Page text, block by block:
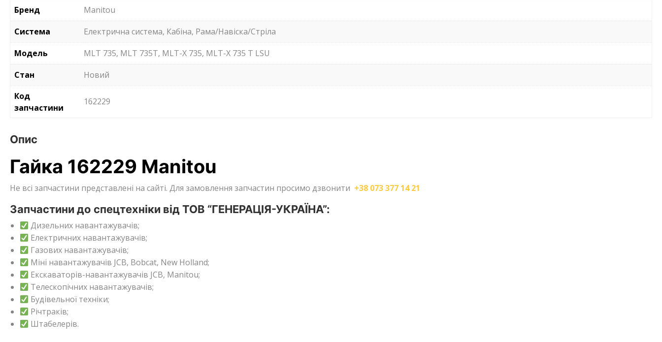
Бренд
Manitou
Система
Електрична система, Кабіна, Рама/Навіска/Стріла
Модель
MLT 735, MLT 735T, MLT-X 735, MLT-X 735 T LSU
Стан
Новий
Код
запчастини
162229
Опис
Гайка 162229 Manitou
Не всі запчастини представлені на сайті. Для замовлення запчастин просимо дзвонити +38 073 377 14 21
Запчастини до спецтехніки від ТОВ “ГЕНЕРАЦІЯ-УКРАЇНА”:
Дизельних навантажувачів;
Електричних навантажувачів;
Газових навантажувачів;
Міні навантажувачів JCB, Bobcat, New Holland;
Екскаваторів-навантажувачів JCB, Manitou;
Телескопічних навантажувачів;
Будівельної техніки;
Річтраків;
Штабелерів.